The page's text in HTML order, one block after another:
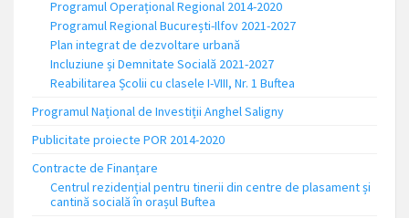
Programul Operațional Regional 2014-2020
Programul Regional București-Ilfov 2021-2027
Plan integrat de dezvoltare urbană
Incluziune și Demnitate Socială 2021-2027
Reabilitarea Școlii cu clasele I-VIII, Nr. 1 Buftea
Programul Național de Investiții Anghel Saligny
Publicitate proiecte POR 2014-2020
Contracte de Finanțare
Centrul rezidențial pentru tinerii din centre de plasament și
cantină socială în orașul Buftea